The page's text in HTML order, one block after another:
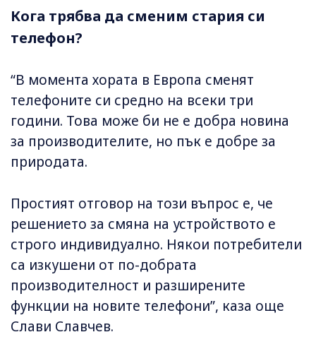
Кога трябва да сменим стария си
телефон?
“В момента хората в Европа сменят
телефоните си средно на всеки три
години. Това може би не е добра новина
за производителите, но пък е добре за
природата.
Простият отговор на този въпрос е, че
решението за смяна на устройството е
строго индивидуално. Някои потребители
са изкушени от по-добрата
производителност и разширените
функции на новите телефони”, каза още
Слави Славчев.